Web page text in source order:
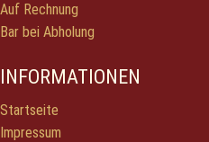
Auf Rechnung
Bar bei Abholung
INFORMATIONEN
Startseite
Impressum